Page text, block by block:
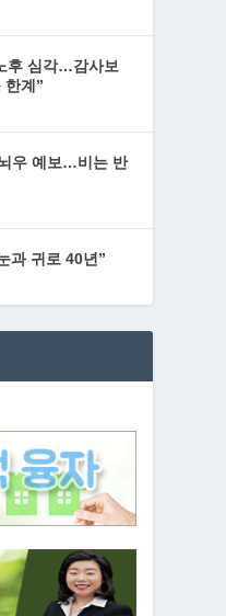
후 심각…감사보
한계”
우 예보…비는 반
과 귀로 40년”